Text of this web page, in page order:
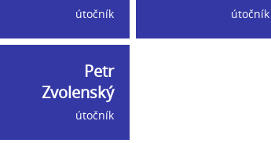
útočník útočník
Petr
Zvolenský
útočník